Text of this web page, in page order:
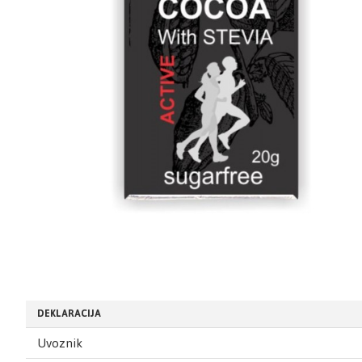
DEKLARACIJA
Uvoznik